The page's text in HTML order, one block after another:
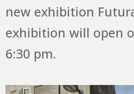
new exhibition
exhibition will open
6:30 pm.